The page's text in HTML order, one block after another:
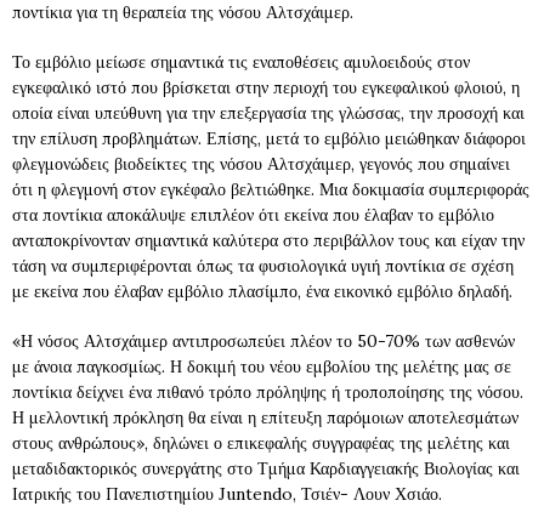
ποντίκια για τη θεραπεία της νόσου Αλτσχάιμερ.
Το εμβόλιο μείωσε σημαντικά τις εναποθέσεις αμυλοειδούς στον
εγκεφαλικό ιστό που βρίσκεται στην περιοχή του εγκεφαλικού φλοιού, η
οποία είναι υπεύθυνη για την επεξεργασία της γλώσσας, την προσοχή και
την επίλυση προβλημάτων. Επίσης, μετά το εμβόλιο μειώθηκαν διάφοροι
φλεγμονώδεις βιοδείκτες της νόσου Αλτσχάιμερ, γεγονός που σημαίνει
ότι η φλεγμονή στον εγκέφαλο βελτιώθηκε. Μια δοκιμασία συμπεριφοράς
στα ποντίκια αποκάλυψε επιπλέον ότι εκείνα που έλαβαν το εμβόλιο
ανταποκρίνονταν σημαντικά καλύτερα στο περιβάλλον τους και είχαν την
τάση να συμπεριφέρονται όπως τα φυσιολογικά υγιή ποντίκια σε σχέση
με εκείνα που έλαβαν εμβόλιο πλασίμπο, ένα εικονικό εμβόλιο δηλαδή.
«Η νόσος Αλτσχάιμερ αντιπροσωπεύει πλέον το 50-70% των ασθενών
με άνοια παγκοσμίως. Η δοκιμή του νέου εμβολίου της μελέτης μας σε
ποντίκια δείχνει ένα πιθανό τρόπο πρόληψης ή τροποποίησης της νόσου.
Η μελλοντική πρόκληση θα είναι η επίτευξη παρόμοιων αποτελεσμάτων
στους ανθρώπους», δηλώνει ο επικεφαλής συγγραφέας της μελέτης και
μεταδιδακτορικός συνεργάτης στο Τμήμα Καρδιαγγειακής Βιολογίας και
Ιατρικής του Πανεπιστημίου Juntendo, Τσιέν- Λουν Χσιάο.